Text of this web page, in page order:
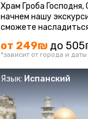
Храм Гроба
начнем нашу
сможете
от 249₪ до
*зависит от города и даты
Язык: Испанский